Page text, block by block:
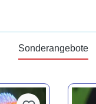
Sonderangebote